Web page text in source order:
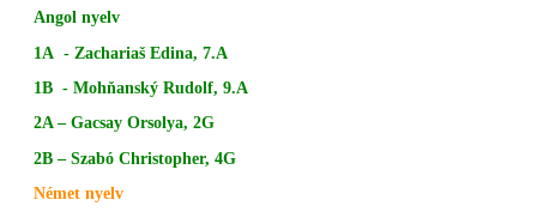
Angol nyelv
1A - Zachariaš Edina, 7.A
1B - Mohňanský Rudolf, 9.A
2A – Gacsay Orsolya, 2G
2B – Szabó Christopher, 4G
Német nyelv